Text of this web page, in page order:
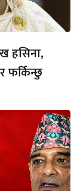
हसिना,
फर्किन्छु